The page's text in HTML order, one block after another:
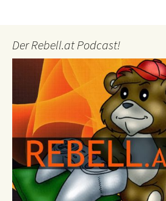
Der Rebell.at Podcast!